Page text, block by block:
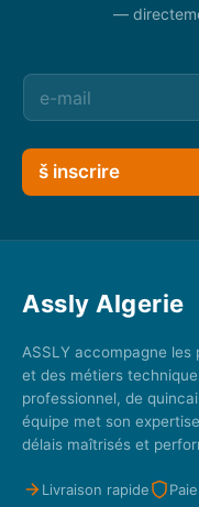
—
š inscrire
Assly Algerie
ASSLY accompagne les
et des métiers
professionnel, de
équipe met son
délais maîtrisés et
Livraison rapide